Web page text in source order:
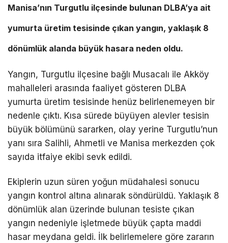
Manisa’nın Turgutlu ilçesinde bulunan DLBA’ya ait
yumurta üretim tesisinde çıkan yangın, yaklaşık 8
dönümlük alanda büyük hasara neden oldu.
Yangın, Turgutlu ilçesine bağlı Musacalı ile Akköy
mahalleleri arasında faaliyet gösteren DLBA
yumurta üretim tesisinde henüz belirlenemeyen bir
nedenle çıktı. Kısa sürede büyüyen alevler tesisin
büyük bölümünü sararken, olay yerine Turgutlu’nun
yanı sıra Salihli, Ahmetli ve Manisa merkezden çok
sayıda itfaiye ekibi sevk edildi.
Ekiplerin uzun süren yoğun müdahalesi sonucu
yangın kontrol altına alınarak söndürüldü. Yaklaşık 8
dönümlük alan üzerinde bulunan tesiste çıkan
yangın nedeniyle işletmede büyük çapta maddi
hasar meydana geldi. İlk belirlemelere göre zararın